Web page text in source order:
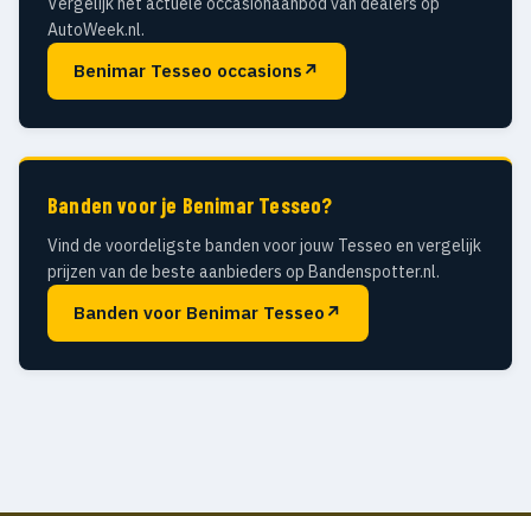
AutoWeek.nl.
Benimar Tesseo occasions ↗
Banden voor je Benimar Tesseo?
Vind de voordeligste banden voor jouw Tesseo en vergelijk
prijzen van de beste aanbieders op Bandenspotter.nl.
Banden voor Benimar Tesseo ↗